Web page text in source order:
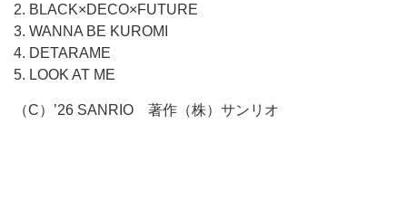
2. BLACK×DECO×FUTURE
3. WANNA BE KUROMI
4. DETARAME
5. LOOK AT ME
（C）’26 SANRIO 著作（株）サンリオ